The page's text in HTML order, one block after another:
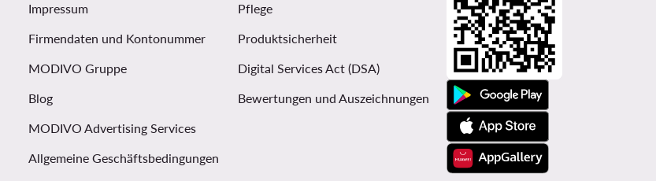
Impressum
Firmendaten und Kontonummer
MODIVO Gruppe
Blog
MODIVO Advertising Services
Allgemeine Geschäftsbedingungen
Pflege
Produktsicherheit
Digital Services Act (DSA)
Bewertungen und Auszeichnungen